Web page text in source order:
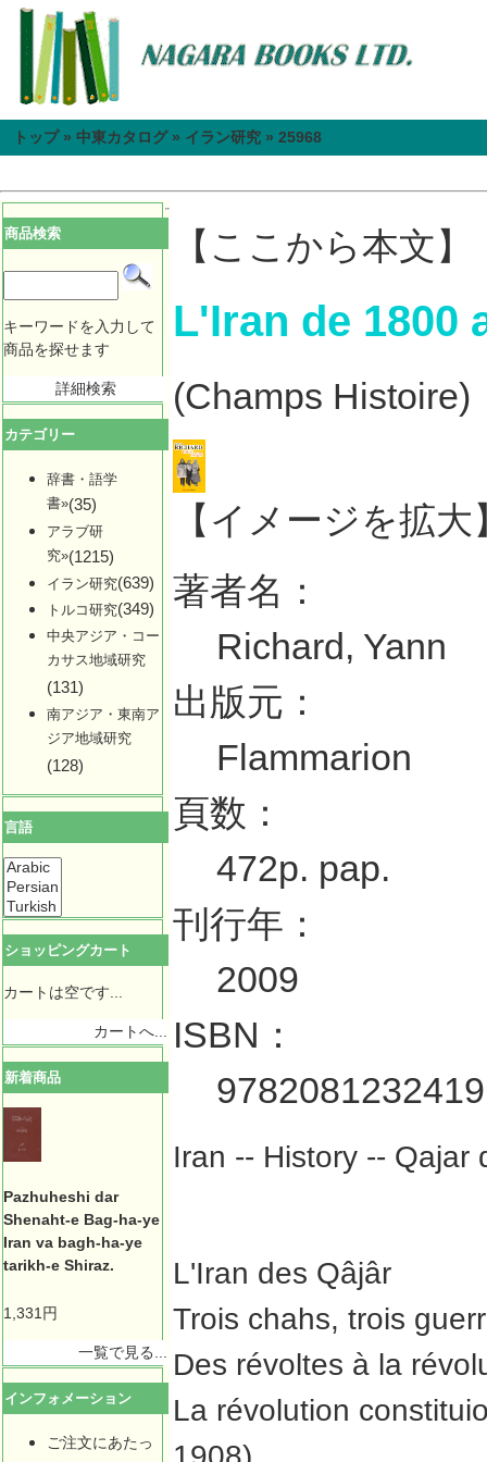
トップ» 中東カタログ» イラン研究 » 25968
商品検索
キーワードを入力して
商品を探せます
詳細検索
カテゴリー
辞書・語学
書»(35)
アラブ研
究»(1215)
イラン研究(639)
トルコ研究(349)
中央アジア・コー
カサス地域研究
(131)
南アジア・東南ア
ジア地域研究
(128)
言語
ショッピングカート
カートは空です...
カートへ...
新着商品
Pazhuheshi dar
Shenaht-e Bag-ha-ye
Iran va bagh-ha-ye
tarikh-e Shiraz.
1,331円
一覧で見る...
インフォメーション
ご注文にあたっ
【ここから本文】
L'Iran de 1800
(Champs Histoire)
【イメージを拡大
著者名：
Richard, Yann
出版元：
Flammarion
頁数：
472p. pap.
刊行年：
2009
ISBN：
9782081232419
Iran -- History -- Qajar
L'Iran des Qâjâr
Trois chahs, trois
Des révoltes à la
La révolution